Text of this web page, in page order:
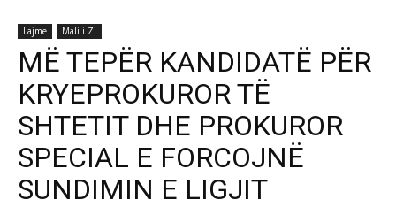
Lajme Mali i Zi
MË TEPËR KANDIDATË PËR
KRYEPROKUROR TË
SHTETIT DHE PROKUROR
SPECIAL E FORCOJNË
SUNDIMIN E LIGJIT